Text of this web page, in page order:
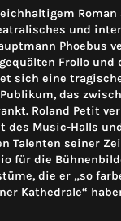
und
Phoebus
Frollo und
sich eine
das
Roland Petit
des Music-Halls
Talenten seiner
für die
die er „so
Kathedrale“